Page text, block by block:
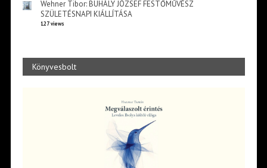
Wehner Tibor: BUHÁLY JÓZSEF FESTŐMŰVÉSZ
SZÜLETÉSNAPI KIÁLLÍTÁSA
127 views
Könyvesbolt